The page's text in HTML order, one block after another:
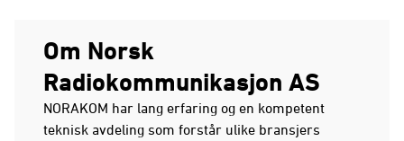
Om Norsk
Radiokommunikasjon AS
NORAKOM har lang erfaring og en kompetent
teknisk avdeling som forstår ulike bransjers